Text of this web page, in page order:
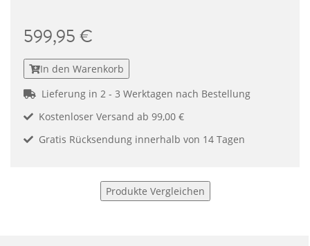
599,95 €
In den Warenkorb
Lieferung in 2 - 3 Werktagen nach Bestellung
Kostenloser Versand ab 99,00 €
Gratis Rücksendung innerhalb von 14 Tagen
Produkte Vergleichen